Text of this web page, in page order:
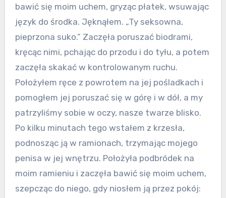
bawić się moim uchem, gryząc płatek, wsuwając
język do środka. Jęknąłem. „Ty seksowna,
pieprzona suko.” Zaczęła poruszać biodrami,
kręcąc nimi, pchając do przodu i do tyłu, a potem
zaczęła skakać w kontrolowanym ruchu.
Położyłem ręce z powrotem na jej pośladkach i
pomogłem jej poruszać się w górę i w dół, a my
patrzyliśmy sobie w oczy, nasze twarze blisko.
Po kilku minutach tego wstałem z krzesła,
podnosząc ją w ramionach, trzymając mojego
penisa w jej wnętrzu. Położyła podbródek na
moim ramieniu i zaczęła bawić się moim uchem,
szepcząc do niego, gdy niosłem ją przez pokój: